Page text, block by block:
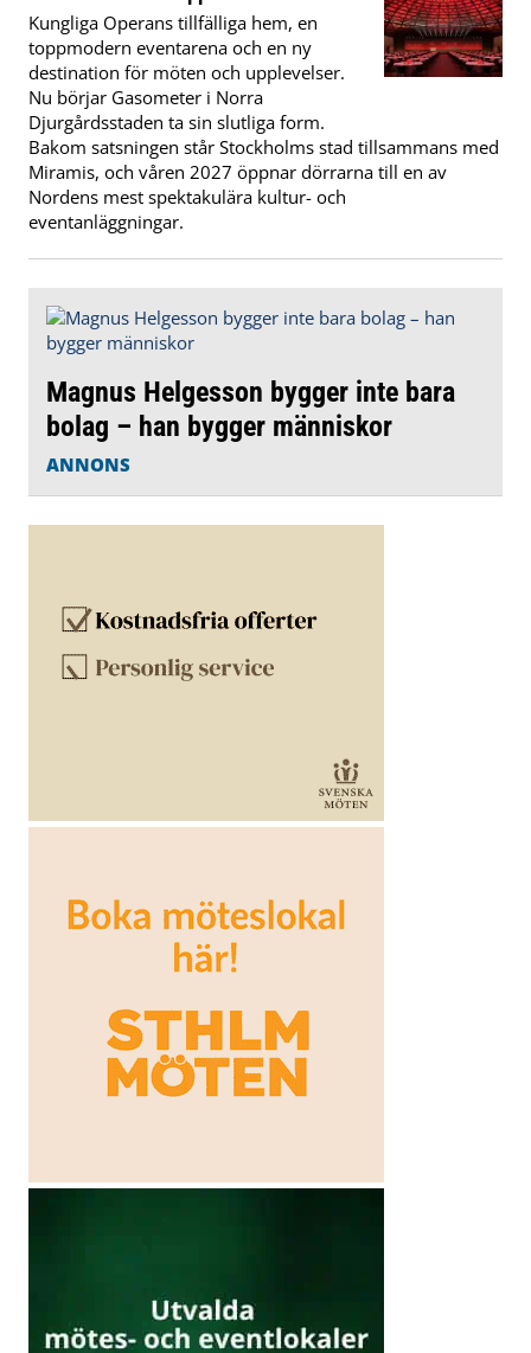
Kungliga Operans tillfälliga hem, en
toppmodern eventarena och en ny
destination för möten och upplevelser.
Nu börjar Gasometer i Norra
Djurgårdsstaden ta sin slutliga form.
Bakom satsningen står Stockholms stad tillsammans med
Miramis, och våren 2027 öppnar dörrarna till en av
Nordens mest spektakulära kultur- och
eventanläggningar.
Magnus Helgesson bygger inte bara
bolag – han bygger människor
ANNONS